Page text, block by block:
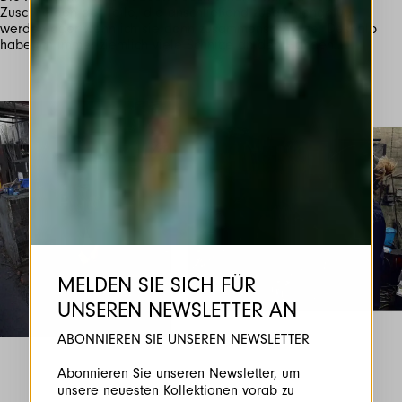
MELDEN SIE SICH FÜR
UNSEREN NEWSLETTER AN
ABONNIEREN SIE UNSEREN NEWSLETTER
Abonnieren Sie unseren Newsletter, um
unsere neuesten Kollektionen vorab zu
Zuschneiden der Teile, die anschließend zusammengefügt
werden oder wenn ich sie dann zusammenschmelze. Deshalb
habe ich immer ziemlich viele Schnitte an den Händen....